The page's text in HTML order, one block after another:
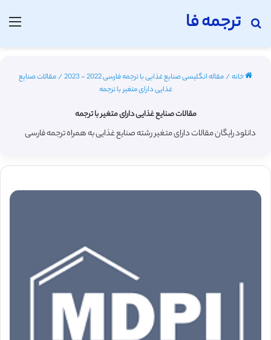
ترجمه فا
جستجو برای
خانه/مقاله انگلیسی صنایع غذایی با ترجمه فارسی 2022 - 2023 /مقالات صنایع
غذایی دارای متغیر با ترجمه
مقالات صنایع غذایی دارای متغیر با ترجمه
دانلود رایگان مقالات دارای متغیر رشته صنایع غذایی به همراه ترجمه فارسی